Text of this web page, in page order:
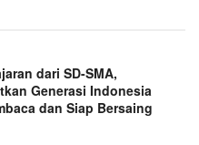
dari SD-SMA,
Generasi Indonesia
dan Siap Bersaing